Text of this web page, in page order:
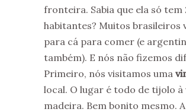
fronteira. Sabia que ela só tem
habitantes? Muitos brasileiros
para cá para comer (e
também). E nós não fizemos
Primeiro, nós visitamos uma
local. O lugar é todo de tijolo à
madeira. Bem bonito mesmo. A